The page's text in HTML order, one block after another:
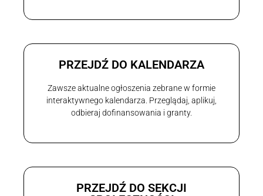
PRZEJDŹ DO KALENDARZA
Zawsze aktualne ogłoszenia zebrane w formie
interaktywnego kalendarza. Przeglądaj, aplikuj,
odbieraj dofinansowania i granty.
PRZEJDŹ DO SEKCJI